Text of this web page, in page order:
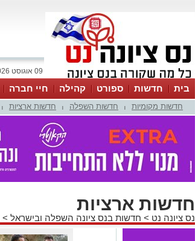
09 אוגוסט 2026 / 12:18
בית חדשות ספורט קהילה חיי חברה
חדשות מקומיות חדשות השפלה חדשות ארציות
חדשות ארציות
נס ציונה נט > חדשות בנס ציונה השפלה ובישראל >